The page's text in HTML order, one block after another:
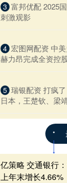
3 富邦优配 2025
刺激观影
4 宏图网配资 中
赫力昂完成全资控
5 瑞银配资 打疯
日本，王楚钦、梁
亿策略 交通银行
上年末增长4.66%